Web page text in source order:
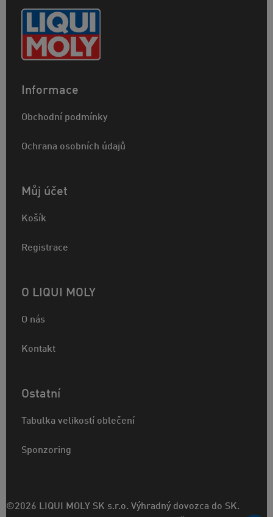
Informace
Obchodní podmínky
Ochrana osobních údajů
Můj účet
Košík
Registrace
O LIQUI MOLY
O nás
Kontakt
Ostatní
Tabulka velikostí oblečení
Sponzoring
©2026 LIQUI MOLY SK s.r.o. Výhradný dovozca do SK.